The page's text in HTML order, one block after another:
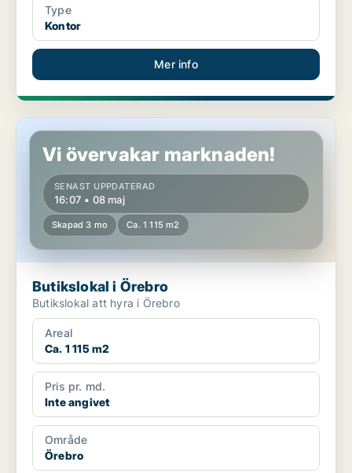
Type
Kontor
Mer info
Butikslokal i Örebro
Vi övervakar marknaden!
SENAST UPPDATERAD
16:07 • 08 maj
Skapad 3 mo Ca. 1 115 m2
Butikslokal i Örebro
Butikslokal att hyra i Örebro
Areal
Ca. 1 115 m2
Pris pr. md.
Inte angivet
Område
Örebro